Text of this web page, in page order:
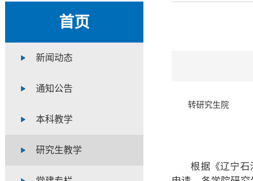
首页
新闻动态
通知公告
本科教学
研究生教学
转研究生院
根据《辽宁石